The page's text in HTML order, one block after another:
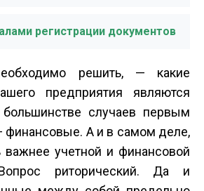
регистрации документов
решить, — какие
предприятия являются
случаев первым
финансовые. А и в самом деле,
учетной и финансовой
риторический. Да и